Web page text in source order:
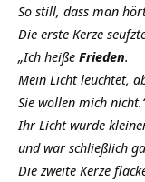
So still, dass man
Die erste Kerze
„Ich heiße Frieden.
Mein Licht leuchtet,
Sie wollen mich
Ihr Licht wurde
und war schließlich
Die zweite Kerze